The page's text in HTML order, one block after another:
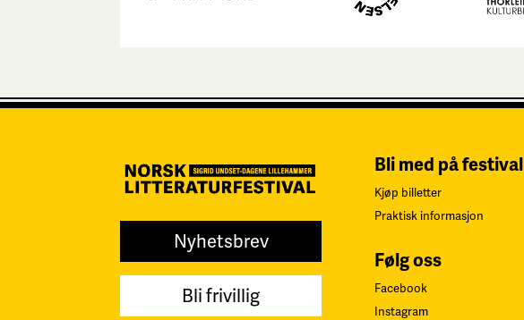
Nyhetsbrev
Bli frivillig
Bli med på festival
Kjøp billetter
Praktisk informasjon
Følg oss
Facebook
Instagram